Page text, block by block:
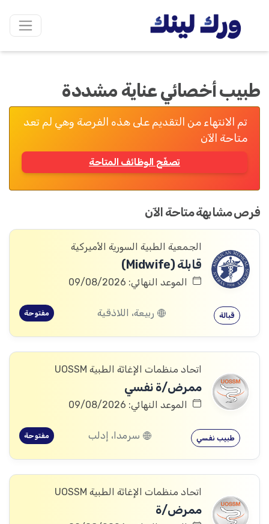
طبيب أخصائي عناية مشددة
تم الانتهاء من التقديم على هذه الفرصة وهي لم تعد
متاحة الآن
تصفّح الوظائف المتاحة
فرص مشابهة متاحة الآن
الجمعية الطبية السورية الأميركية
قابلة (Midwife)
الموعد النهائي: 09/08/2026
قبالة ربيعة، اللاذقية مفتوحة
اتحاد منظمات الإغاثة الطبية UOSSM
ممرض/ة نفسي
الموعد النهائي: 09/08/2026
طبيب نفسي سرمدا، إدلب مفتوحة
اتحاد منظمات الإغاثة الطبية UOSSM
ممرض/ة